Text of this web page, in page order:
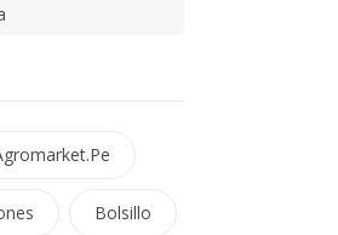
Bolsillo